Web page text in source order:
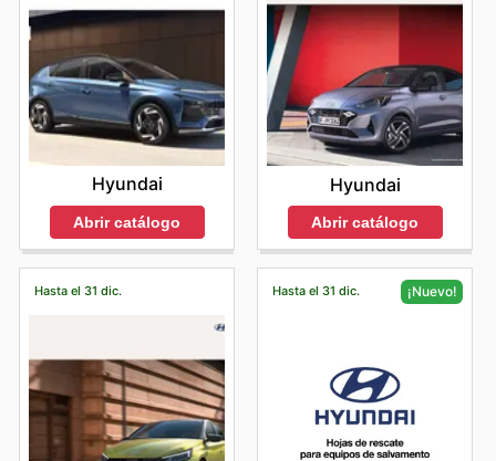
Hyundai
Abrir catálogo
Hyundai
Abrir catálogo
Hasta el 31 dic. Hasta el 31 dic. ¡Nuevo!